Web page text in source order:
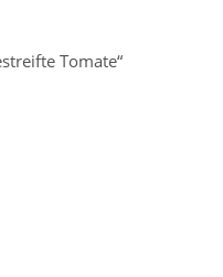
Tomate“